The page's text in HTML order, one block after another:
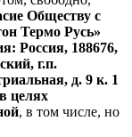
Обществу с
Термо Русь»
Россия, 188676,
г.п.
д. 9 к. 1
в целях
, в том числе, но